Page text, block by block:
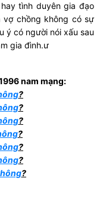
tình duyên gia đạo
chồng không có sự
ý có người nói xấu sau
gia đình.ư
nam mạng:
?
?
?
?
?
?
?